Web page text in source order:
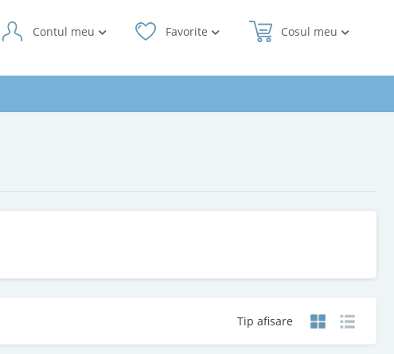
Cosul meu
Favorite
Contul meu
Tip afisare